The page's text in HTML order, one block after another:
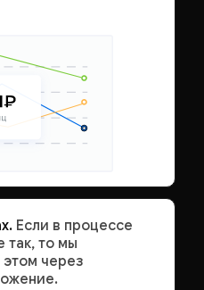
Если в процессе
так, то мы
через